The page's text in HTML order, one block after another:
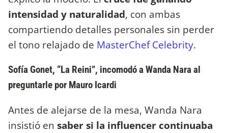
intensidad y naturalidad, con ambas
compartiendo detalles personales sin perder
el tono relajado de MasterChef Celebrity.
Sofía Gonet, “La Reini”, incomodó a Wanda Nara al
preguntarle por Mauro Icardi
Antes de alejarse de la mesa, Wanda Nara
insistió en saber si la influencer continuaba